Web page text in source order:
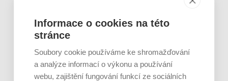
Rajčata, borůvky nebo ořechy. Potraviny,
které v létě pomáhají hormonům a ulevuj [...]
Léto je ideálním časem dopřát hormonům
malý restart. Čerstvé ovoce, zelenina nebo
luštěniny jsou práv...
Informace o cookies na této
stránce
Soubory cookie používáme ke shromažďování
a analýze informací o výkonu a používání
webu, zajištění fungování funkcí ze sociálních